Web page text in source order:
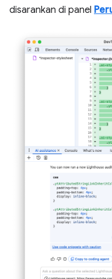
disarankan di panel